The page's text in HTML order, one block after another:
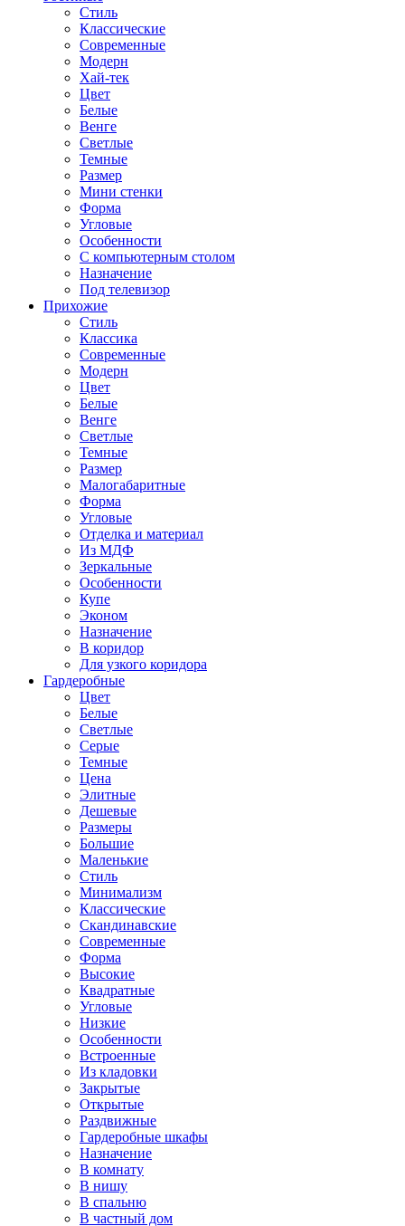
Стиль
Классические
Современные
Модерн
Хай-тек
Цвет
Белые
Венге
Светлые
Темные
Размер
Мини стенки
Форма
Угловые
Особенности
С компьютерным столом
Назначение
Под телевизор
Прихожие
Стиль
Классика
Современные
Модерн
Цвет
Белые
Венге
Светлые
Темные
Размер
Малогабаритные
Форма
Угловые
Отделка и материал
Из МДФ
Зеркальные
Особенности
Купе
Эконом
Назначение
В коридор
Для узкого коридора
Гардеробные
Цвет
Белые
Светлые
Серые
Темные
Цена
Элитные
Дешевые
Размеры
Большие
Маленькие
Стиль
Минимализм
Классические
Скандинавские
Современные
Форма
Высокие
Квадратные
Угловые
Низкие
Особенности
Встроенные
Из кладовки
Закрытые
Открытые
Раздвижные
Гардеробные шкафы
Назначение
В комнату
В нишу
В спальню
В частный дом